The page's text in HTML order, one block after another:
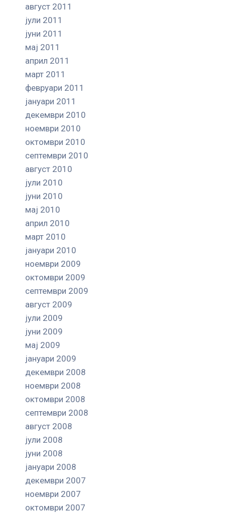
август 2011
јули 2011
јуни 2011
мај 2011
април 2011
март 2011
февруари 2011
јануари 2011
декември 2010
ноември 2010
октомври 2010
септември 2010
август 2010
јули 2010
јуни 2010
мај 2010
април 2010
март 2010
јануари 2010
ноември 2009
октомври 2009
септември 2009
август 2009
јули 2009
јуни 2009
мај 2009
јануари 2009
декември 2008
ноември 2008
октомври 2008
септември 2008
август 2008
јули 2008
јуни 2008
јануари 2008
декември 2007
ноември 2007
октомври 2007